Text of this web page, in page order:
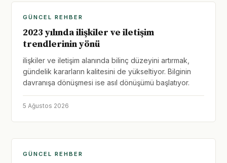
GÜNCEL REHBER
2023 yılında ilişkiler ve iletişim
trendlerinin yönü
ilişkiler ve iletişim alanında bilinç düzeyini artırmak,
gündelik kararların kalitesini de yükseltiyor. Bilginin
davranışa dönüşmesi ise asıl dönüşümü başlatıyor.
5 Ağustos 2026
GÜNCEL REHBER